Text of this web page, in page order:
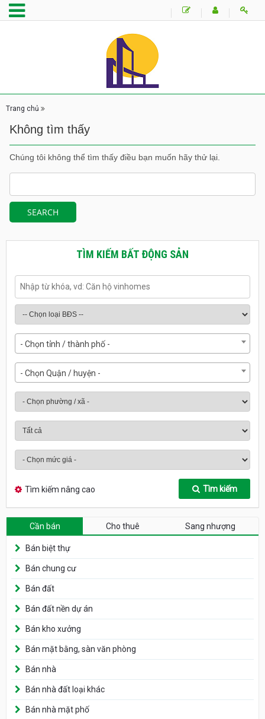
Trang chủ
Không tìm thấy
Chúng tôi không thể tìm thấy điều bạn muốn hãy thử lại.
TÌM KIẾM BẤT ĐỘNG SẢN
- Chọn tỉnh / thành phố -
- Chọn Quận / huyện -
Tìm kiếm nâng cao Tìm kiếm
Cần bán Cho thuê Sang nhượng
Bán biệt thự
Bán chung cư
Bán đất
Bán đất nền dự án
Bán kho xưởng
Bán mặt bằng, sàn văn phòng
Bán nhà
Bán nhà đất loại khác
Bán nhà mặt phố